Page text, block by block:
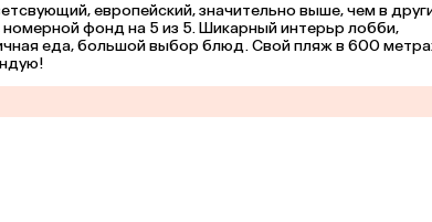
европейский, значительно выше, чем в
фонд на 5 из 5. Шикарный интерьр лобби,
еда, большой выбор блюд. Свой пляж в 600